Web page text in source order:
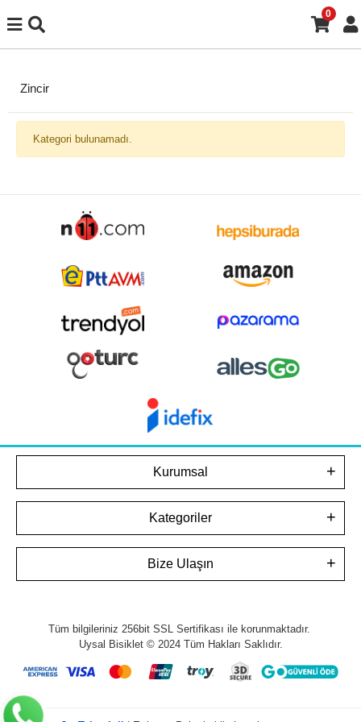
0
Zincir
Kategori bulunamadı.
Kurumsal
Kategoriler
Bize Ulaşın
Tüm bilgileriniz 256bit SSL Sertifikası ile korunmaktadır.
Uysal Bisiklet © 2024 Tüm Hakları Saklıdır.